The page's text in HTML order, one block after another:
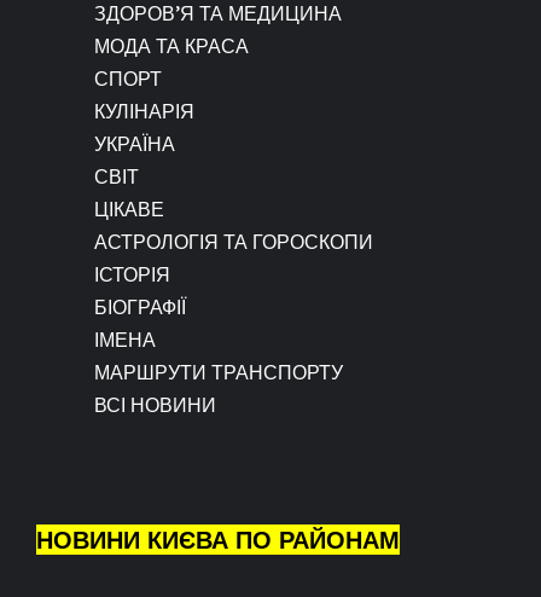
ЗДОРОВ’Я ТА МЕДИЦИНА
МОДА ТА КРАСА
СПОРТ
КУЛІНАРІЯ
УКРАЇНА
СВІТ
ЦІКАВЕ
АСТРОЛОГІЯ ТА ГОРОСКОПИ
ІСТОРІЯ
БІОГРАФІЇ
ІМЕНА
МАРШРУТИ ТРАНСПОРТУ
ВСІ НОВИНИ
НОВИНИ КИЄВА ПО РАЙОНАМ